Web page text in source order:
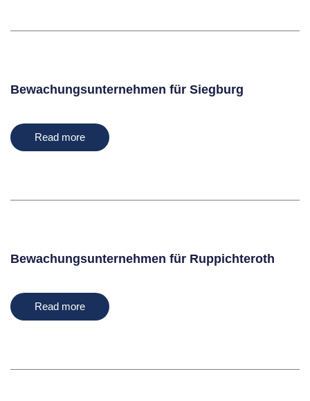
Bewachungsunternehmen für Siegburg
Read more
Bewachungsunternehmen für Ruppichteroth
Read more